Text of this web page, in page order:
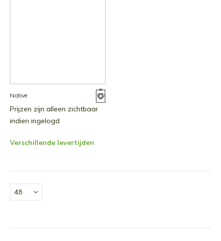
Native
Prijzen zijn alleen zichtbaar
indien ingelogd
Verschillende levertijden